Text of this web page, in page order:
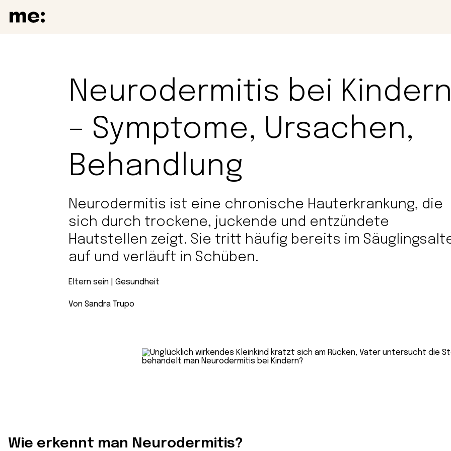
Neurodermitis bei
– Symptome, Ursachen,
Behandlung
Neurodermitis ist eine chronische Hauterkrankung, die
sich durch trockene, juckende und entzündete
Hautstellen zeigt. Sie tritt häufig bereits im
auf und verläuft in Schüben.
Eltern sein Gesundheit
Von Sandra Trupo
Wie erkennt man Neurodermitis?